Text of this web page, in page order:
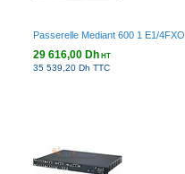
Passerelle Mediant 600 1 E1/4FXO
29 616,00 DhHT
35 539,20 Dh TTC